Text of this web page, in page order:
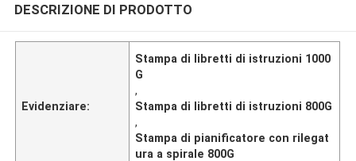
DESCRIZIONE DI PRODOTTO
Evidenziare:
Stampa di libretti di istruzioni 1000
G
,
Stampa di libretti di istruzioni 800G
,
Stampa di pianificatore con rilegat
ura a spirale 800G